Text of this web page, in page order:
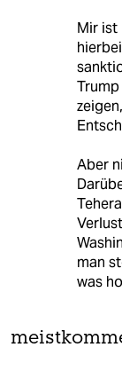
Mir ist
Aber
man
was